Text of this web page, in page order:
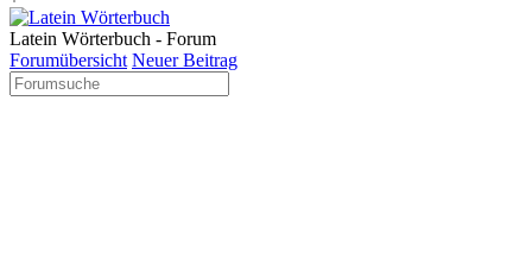
Latein Wörterbuch - Forum
Forumübersicht Neuer Beitrag